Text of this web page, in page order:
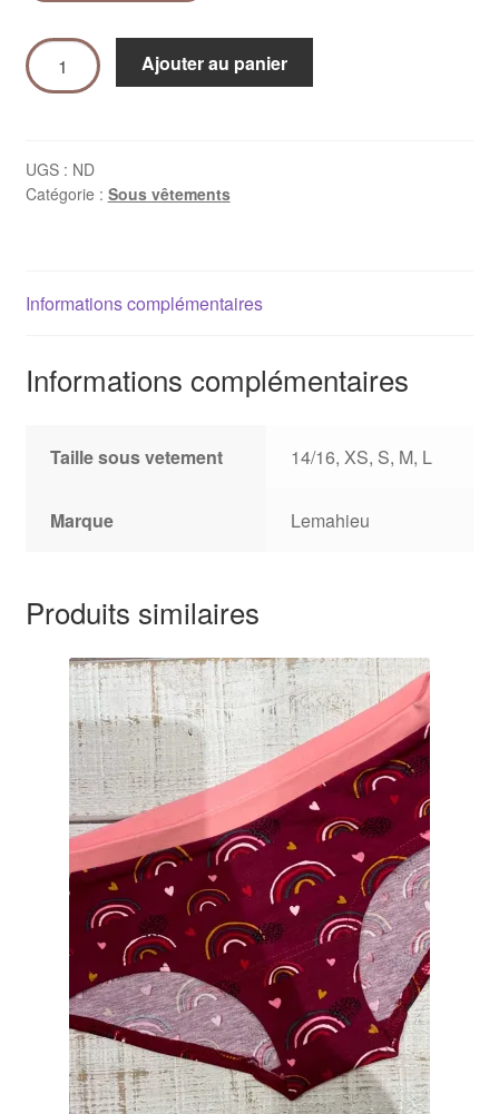
Ajouter au panier
UGS : ND
Catégorie : Sous vêtements
Informations complémentaires
Informations complémentaires
Taille sous vetement 14/16, XS, S, M, L
Marque Lemahieu
Produits similaires